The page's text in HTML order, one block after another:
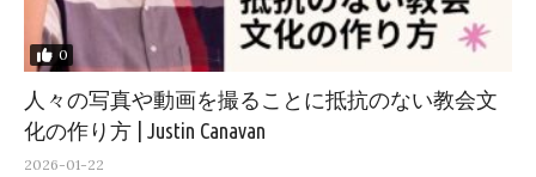
0
人々の写真や動画を撮ることに抵抗のない教会文
化の作り方 | Justin Canavan
2026-01-22